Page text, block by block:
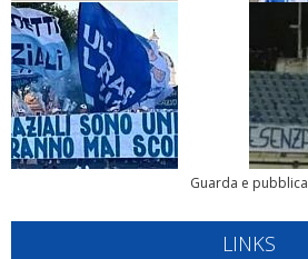
Guarda e pubblica
LINKS